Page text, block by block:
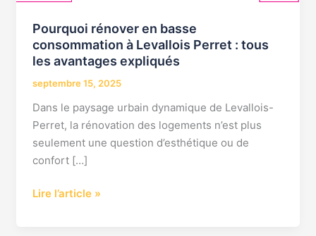
Pourquoi rénover en basse
consommation à Levallois Perret : tous
les avantages expliqués
septembre 15, 2025
Dans le paysage urbain dynamique de Levallois-
Perret, la rénovation des logements n’est plus
seulement une question d’esthétique ou de
confort […]
Levallois
Perret
tous
avantages
expliqués
Lire l’article »